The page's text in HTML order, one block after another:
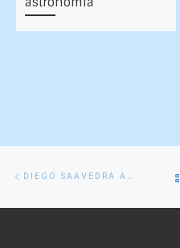
Navegación
de
entradas
Entrada
DIEGO SAAVEDRA APRUEBA HABILITACIÓN PROFESIONAL CON INVESTIGACIÓN SOBRE EL NIÑO